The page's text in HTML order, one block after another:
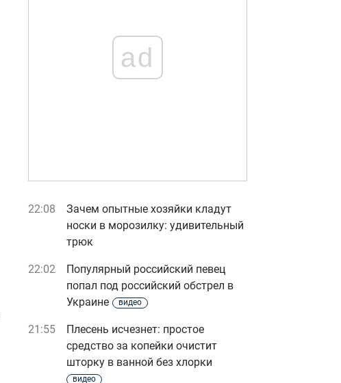
ad
22:08
Зачем опытные хозяйки кладут
носки в морозилку: удивительный
трюк
22:02
Популярный российский певец
попал под российский обстрел в
Украине
видео
21:55
Плесень исчезнет: простое
средство за копейки очистит
шторку в ванной без хлорки
видео